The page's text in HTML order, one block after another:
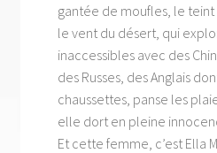
gantée de moufles, le teint
le vent du désert, qui
inaccessibles avec des
des Russes, des Anglais
chaussettes, panse les
elle dort en pleine
Et cette femme, c’est Ella